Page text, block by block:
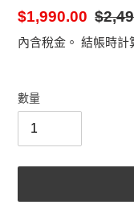
售
價
$1,990.00 定
價
內含稅金。 結帳時計
數量